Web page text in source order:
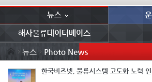
뉴스
해사물류데이터베이스
뉴스 Photo News
한국비즈넷, 물류시스템 고도화 노력